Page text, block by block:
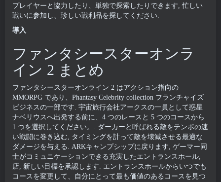
プレイヤーと協力したり、単独で探索したりできます, 忙しい
戦いに参加し、珍しい戦利品を探してください.
導入
ファンタシースターオンラ
イン 2 まとめ
ファンタシースターオンライン 2 はアクション指向の
MMORPG であり、Phantasy Celebrity collection フランチャイズ
ビジネスの一部です. 宇宙旅行会社アークスの一員として惑星
ナベリウスへ出発する前に、4 つのレースと 5 つのコースから
1 つを選択してください。. ダーカーと呼ばれる敵をテンポの速
い戦闘に巻き込む, タイミングを計って敵を壊滅させる最適な
ダメージを与える. ARKキャンプシップに戻ります, ゲーマー同
士がコミュニケーションできる充実したエントランスホール,
店, 新しい目標を承認します. エントランスホールからいつでも
コースを変更して、自分にとって最も価値のあるコースを見つ